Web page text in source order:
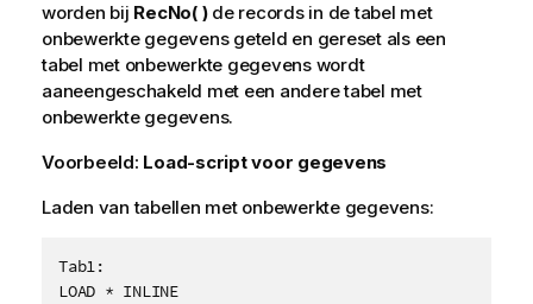
worden bij RecNo( )de records in de tabel met
onbewerkte gegevens geteld en gereset als een
tabel met onbewerkte gegevens wordt
aaneengeschakeld met een andere tabel met
onbewerkte gegevens.
Voorbeeld: Load-script voor gegevens
Laden van tabellen met onbewerkte gegevens:
Tab1:
LOAD * INLINE